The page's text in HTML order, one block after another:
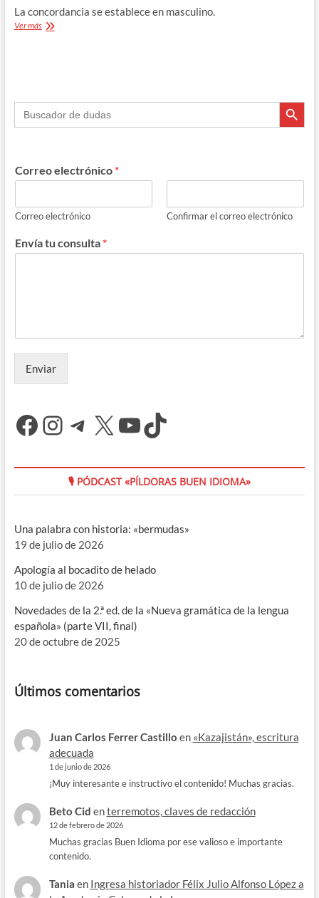
La concordancia se establece en masculino.
Ver más«los
miles
de
personas»
Buscar: Botón de
Correo electrónico *
Correo electrónico Confirmar el correo electrónico
Envía tu consulta *
Enviar
Facebook
Instagram
Telegram
X YouTube
TikTok
🎙 PÓDCAST «PÍLDORAS BUEN IDIOMA»
Una palabra con historia: «bermudas»
19 de julio de 2026
Apología al bocadito de helado
10 de julio de 2026
Novedades de la 2.ª ed. de la «Nueva gramática de la lengua
española» (parte VII, final)
20 de octubre de 2025
Últimos comentarios
Juan Carlos Ferrer Castillo en «Kazajistán», escritura
adecuada
1 de junio de 2026
¡Muy interesante e instructivo el contenido! Muchas gracias.
Beto Cid enterremotos, claves de redacción
12 de febrero de 2026
Muchas gracias Buen Idioma por ese valioso e importante
contenido.
Tania en Ingresa historiador Félix Julio Alfonso López a